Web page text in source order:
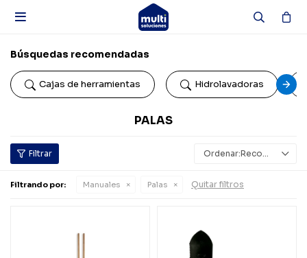

Búsquedas recomendadas
Cajas de herramientas Hidrolavadoras
PALAS
Recomendados
Filtrando por: Manuales Palas Quitar filtros